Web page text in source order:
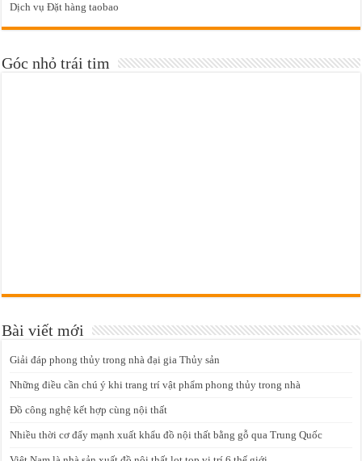
Dịch vụ Đặt hàng taobao
Góc nhỏ trái tim
Bài viết mới
Giải đáp phong thủy trong nhà đại gia Thủy sản
Những điều cần chú ý khi trang trí vật phẩm phong thủy trong nhà
Đồ công nghệ kết hợp cùng nội thất
Nhiều thời cơ đẩy mạnh xuất khẩu đồ nội thất bằng gỗ qua Trung Quốc